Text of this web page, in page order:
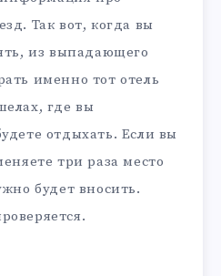
Так вот, когда вы
из выпадающего
именно тот отель
где вы
отдыхать. Если вы
три раза место
будет вносить.